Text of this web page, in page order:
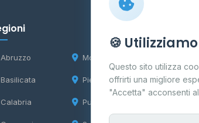
Abruzzo
Basilicata
Calabria
Molise
Piemonte
Puglia
Per
🍪
Questo sito utilizza
offrirti una migliore
"Accetta" acconsenti